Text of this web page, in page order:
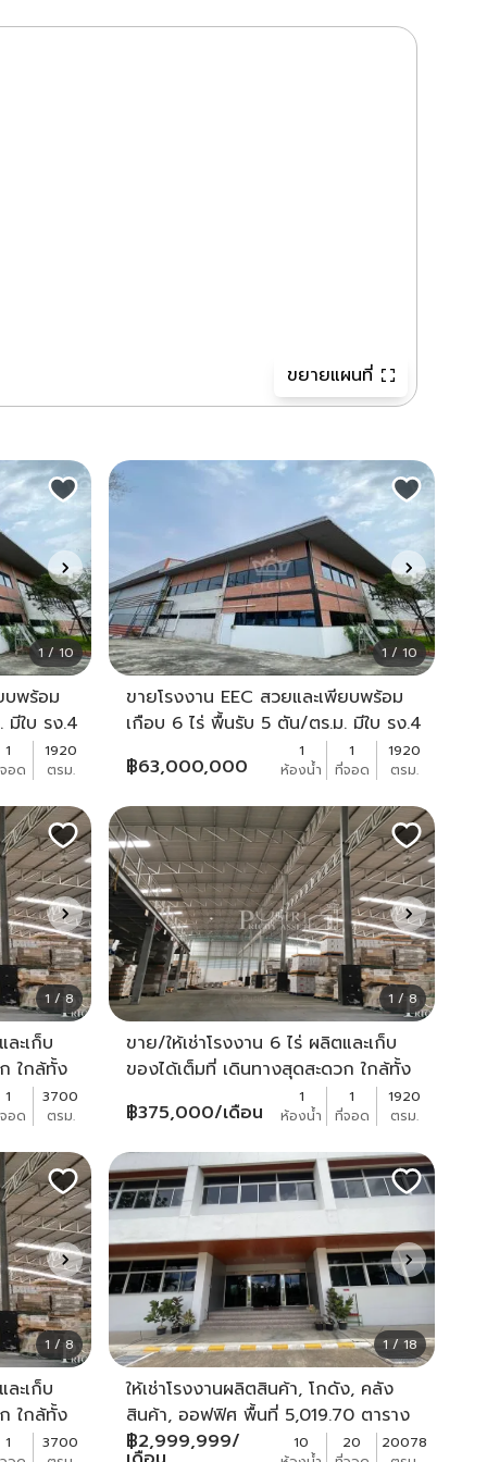
ขยายแผนที่
1 / 10
บพร้อม
ใบ รง.4
1
อด
1920
ตรม.
1 / 10
ขายโรงงาน EEC สวยและเพียบพร้อม
เกือบ 6 ไร่ พื้นรับ 5 ตัน/ตร.ม. มีใบ รง.4
(105) และ 53 ใกล้ตลาดบ่อวิน -
KK1682S
฿63,000,000
1
ห้องน้ำ
1
ที่จอด
1920
ตรม.
1 / 8
ะเก็บ
ใกล้ทั้ง
1
อด
3700
ตรม.
1 / 8
ขาย/ให้เช่าโรงงาน 6 ไร่ ผลิตและเก็บ
ของได้เต็มที่ เดินทางสุดสะดวก ใกล้ทั้ง
สาย 5 และเพชรเกษม - KK2618S
฿375,000/เดือน
1
ห้องน้ำ
1
ที่จอด
1920
ตรม.
1 / 8
ะเก็บ
ใกล้ทั้ง
1
3700
1 / 18
ให้เช่าโรงงานผลิตสินค้า, โกดัง, คลัง
สินค้า, ออฟฟิศ พื้นที่ 5,019.70 ตาราง
วา อยูในนิคมอุตสาหกรรมอมตะซิตื้
฿2,999,999/
10
20
20078